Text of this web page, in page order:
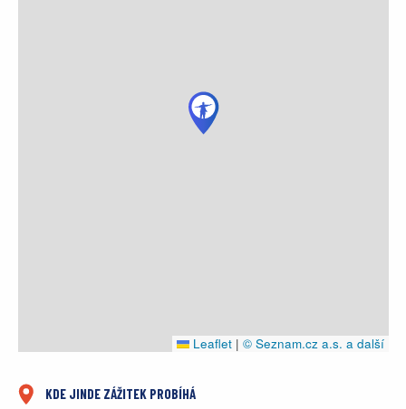
Leaflet | © Seznam.cz a.s. a další
KDE JINDE ZÁŽITEK PROBÍHÁ